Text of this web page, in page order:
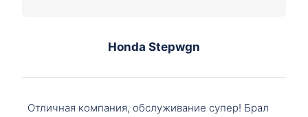
Honda Stepwgn
Отличная компания, обслуживание супер! Брал